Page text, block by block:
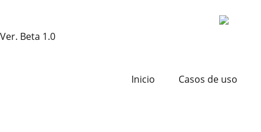
Ver. Beta 1.0
Inicio Casos de uso